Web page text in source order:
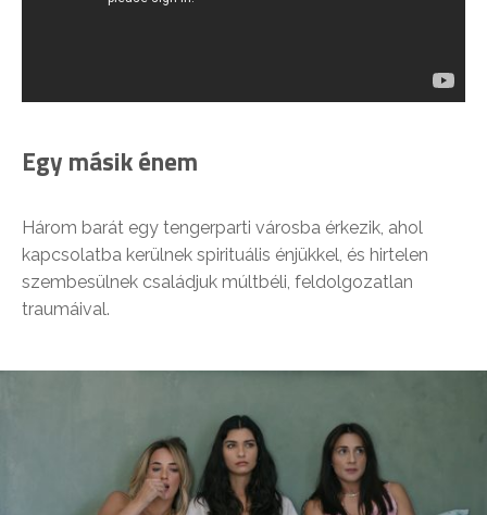
Egy másik énem
Három barát egy tengerparti városba érkezik, ahol
kapcsolatba kerülnek spirituális énjükkel, és hirtelen
szembesülnek családjuk múltbéli, feldolgozatlan
traumáival.